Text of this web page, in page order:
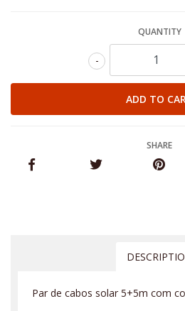
QUANTITY
-
SHARE
Par de cabos solar 5+5m com